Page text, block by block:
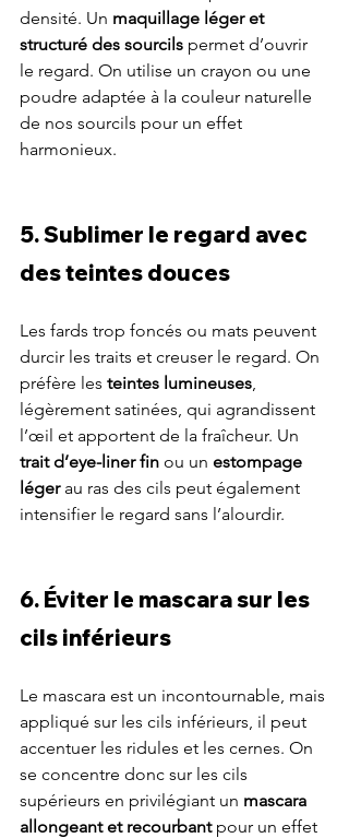
densité. Un maquillage léger et
structuré des sourcils permet d’ouvrir
le regard. On utilise un crayon ou une
poudre adaptée à la couleur naturelle
de nos sourcils pour un effet
harmonieux.
5. Sublimer le regard avec
des teintes douces
Les fards trop foncés ou mats peuvent
durcir les traits et creuser le regard. On
préfère les teintes lumineuses
légèrement satinées, qui agrandissent
l’œil et apportent de la fraîcheur. Un
trait d’eye-liner fin ou un estompage
léger au ras des cils peut également
intensifier le regard sans l’alourdir.
6. Éviter le mascara sur les
cils inférieurs
Le mascara est un incontournable, mais
appliqué sur les cils inférieurs, il peut
accentuer les ridules et les cernes. On
se concentre donc sur les cils
supérieurs en privilégiant un mascara
allongeant et recourbant pour un effet